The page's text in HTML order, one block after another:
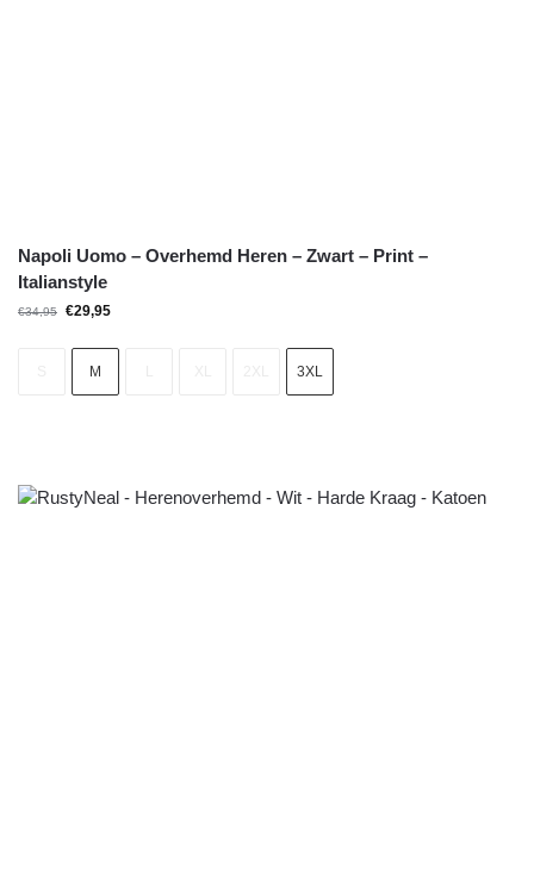
Napoli Uomo – Overhemd Heren – Zwart – Print –
Italianstyle
€34,95 €29,95
M 3XL